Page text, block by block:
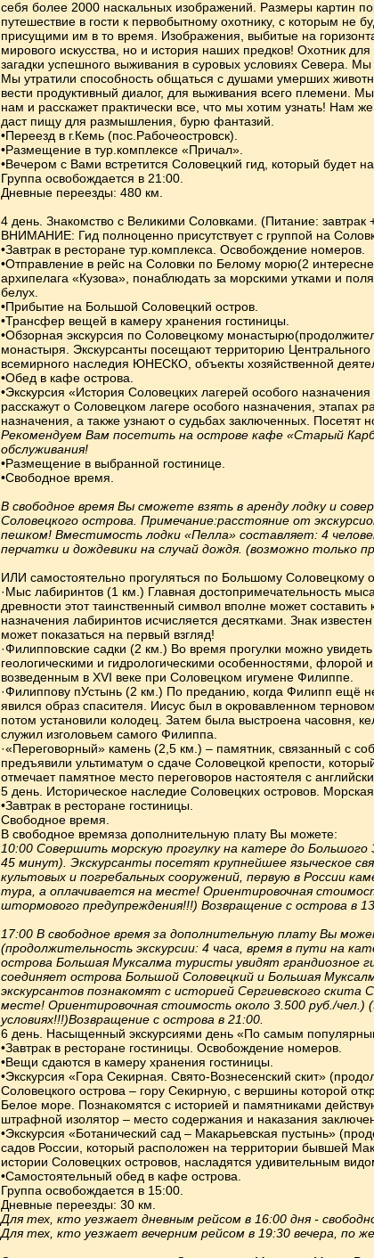
себя более 2000 наскальных изображений. Размеры картин
путешествие в гости к первобытному охотнику, с которым
присущими им в то время. Изображения, выбитые на
мирового искусства, но и история наших предков! Охотник
загадки успешного выживания в суровых условиях Севера.
Мы утратили способность общаться с душами умерших
вести продуктивный диалог, для выживания всего племени.
нам и расскажет практически все, что мы хотим узнать! Нам
даст пищу для размышления, бурю фантазий.
•Переезд в г.Кемь (пос.Рабочеостровск).
•Размещение в тур.комплексе «Причал».
•Вечером с Вами встретится Соловецкий гид, который будет
Группа освобождается в 21:00.
Дневные переезды: 480 км.
4 день. Знакомство с Великими Соловками. (Питание: завтрак
ВНИМАНИЕ: Гид полноценно присутствует с группой на
•Завтрак в ресторане тур.комплекса. Освобождение номеров.
•Отправление в рейс на Соловки по Белому морю(2
архипелага «Кузова», понаблюдать за морскими утками и
белух.
•Прибытие на Большой Соловецкий остров.
•Трансфер вещей в камеру хранения гостиницы.
•Обзорная экскурсия по Соловецкому
монастыря. Экскурсанты посещают территорию
всемирного наследия ЮНЕСКО, объекты хозяйственной
•Обед в кафе острова.
•Экскурсия «История Соловецких лагерей особого
расскажут о Соловецком лагере особого назначения,
назначения, а также узнают о судьбах заключенных.
Рекомендуем Вам посетить на острове кафе «Старый
обслуживания!
•Размещение в выбранной гостинице.
•Свободное время.
В свободное время Вы сможете взять в аренду лодку и
Соловецкого острова. Примечание:расстояние от
пешком! Вместимость лодки «Пелла» составляет: 4
перчатки и дождевики на случай дождя. (возможно только
ИЛИ самостоятельно прогуляться по Большому Соловецкому
·Мыс лабиринтов (1 км.) Главная достопримечательность
древности этот таинственный символ вполне может
назначения лабиринтов исчисляется десятками. Знак
может показаться на первый взгляд!
·Филипповские садки (2 км.) Во время прогулки можно
геологическими и гидрологическими особенностями,
возведенным в XVI веке при Соловецком игумене Филиппе.
·Филиппову пУстынь (2 км.) По преданию, когда Филипп ещё
явился образ спасителя. Иисус был в окровавленном
потом установили колодец. Затем была выстроена часовня,
служил изголовьем самого Филиппа.
·«Переговорный» камень (2,5 км.) – памятник, связанный с
предъявили ультиматум о сдаче Соловецкой крепости,
отмечает памятное место переговоров настоятеля с
5 день. Историческое наследие Соловецких островов.
•Завтрак в ресторане гостиницы.
Свободное время.
В свободное времяза дополнительную плату Вы можете:
10:00 Совершить морскую прогулку на катере до Большого
45 минут). Экскурсанты посетят крупнейшее языческое
культовых и погребальных сооружений, первую в России
тура, а оплачивается на месте! Ориентировочная
штормового предупреждения!!!) Возвращение с острова в
17:00 В свободное время за дополнительную плату Вы
(продолжительность экскурсии: 4 часа, время в пути на
острова Большая Муксалма туристы увидят грандиозное
соединяет острова Большой Соловецкий и Большая
экскурсантов познакомят с историей Сергиевского
месте! Ориентировочная стоимость около 3.500 руб./чел.)
условиях!!!)Возвращение с острова в 21:00.
6 день. Насыщенный экскурсиями день «По самым
•Завтрак в ресторане гостиницы. Освобождение номеров.
•Вещи сдаются в камеру хранения гостиницы.
•Экскурсия «Гора Секирная. Свято-Вознесенский скит»
Соловецкого острова – гору Секирную, с вершины которой
Белое море. Познакомятся с историей и памятниками
штрафной изолятор – место содержания и наказания
•Экскурсия «Ботанический сад – Макарьевская пустынь»
садов России, который расположен на территории бывшей
истории Соловецких островов, насладятся удивительным
•Самостоятельный обед в кафе острова.
Группа освобождается в 15:00.
Дневные переезды: 30 км.
Для тех, кто уезжает дневным рейсом в 16:00 дня -
Для тех, кто уезжает вечерним рейсом в 19:30 вечера, по